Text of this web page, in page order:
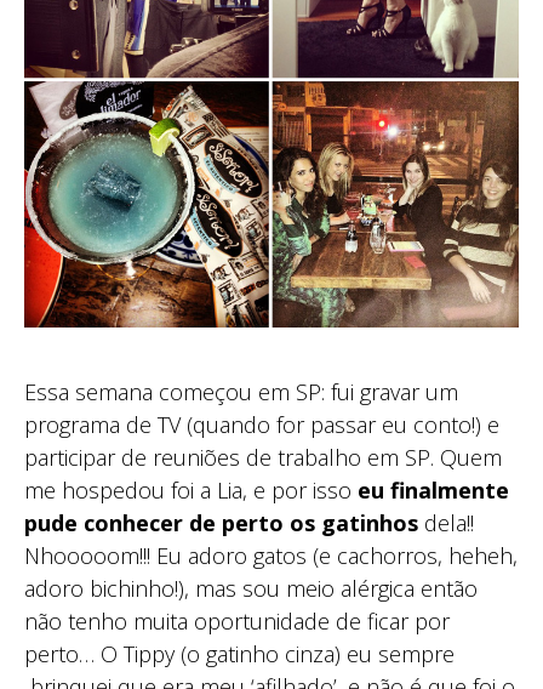
Essa semana começou em SP: fui gravar um
programa de TV (quando for passar eu conto!) e
participar de reuniões de trabalho em SP. Quem
me hospedou foi a Lia, e por isso eu finalmente
pude conhecer de perto os gatinhos dela!!
Nhooooom!!! Eu adoro gatos (e cachorros, heheh,
adoro bichinho!), mas sou meio alérgica então
não tenho muita oportunidade de ficar por
perto… O Tippy (o gatinho cinza) eu sempre